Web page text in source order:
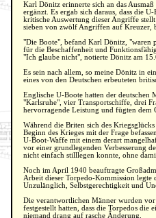
Karl Dönitz erinnerte sich an das
ergänzt. Es ergab sich daraus, dass die
kritische Auswertung dieser Angriffe
sieben von zwölf Angriffen auf Kreuzer,
"Die Boote", befand Karl Dönitz, "waren
für die Beschaffenheit und
"Ich glaube nicht", notierte Dönitz am
Es sein nach allem, so meine Dönitz in
eines von den Deutschen erbeuteten
Englische U-Boote hatten der deutschen
"Karlsruhe", vier Transportschiffe, drei
hervorragende Leistung und fügten dem
Während die Briten sich des
Beginn des Krieges mit der Frage
U-Boot-Waffe mit einem derart
vor einer grundlegenden Verbesserung
nicht einfach stilllegen konnte, ohne
Noch im April 1940 beauftragte
Arbeit dieser Torpedo-Kommission legte
Unzulänglich, Selbstgerechtigkeit und
Die verantwortlichen Männer wurden vor
festgestellt hatten, dass die Torpedos
niemand drang auf rasche Änderung.